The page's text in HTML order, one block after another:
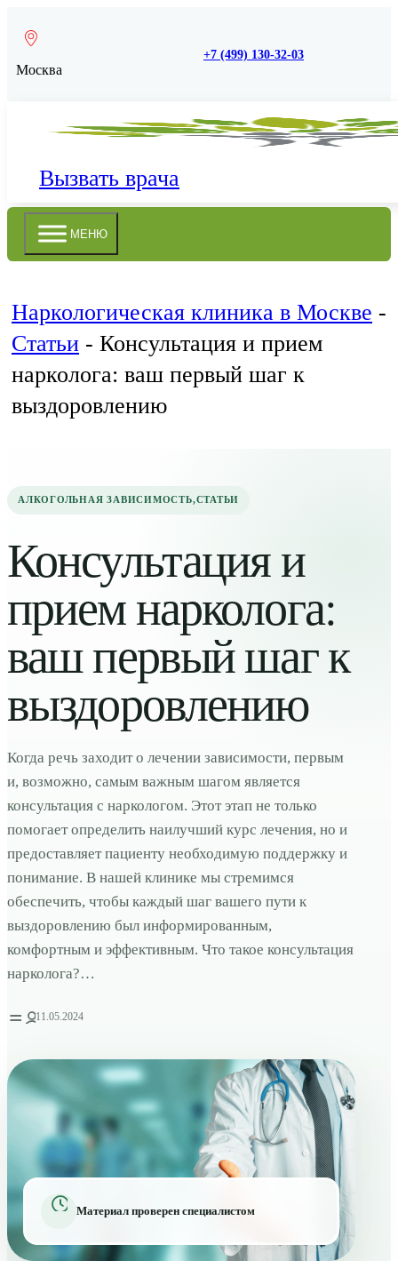
Москва
+7 (499) 130-32-03
Вызвать врача
МЕНЮ
Наркологическая клиника в Москве -
Статьи - Консультация и прием
нарколога: ваш первый шаг к
выздоровлению
АЛКОГОЛЬНАЯ ЗАВИСИМОСТЬ,СТАТЬИ
Консультация и
прием нарколога:
ваш первый шаг к
выздоровлению
Когда речь заходит о лечении зависимости, первым
и, возможно, самым важным шагом является
консультация с наркологом. Этот этап не только
помогает определить наилучший курс лечения, но и
предоставляет пациенту необходимую поддержку и
понимание. В нашей клинике мы стремимся
обеспечить, чтобы каждый шаг вашего пути к
выздоровлению был информированным,
комфортным и эффективным. Что такое консультация
нарколога?…
11.05.2024
Материал проверен специалистом